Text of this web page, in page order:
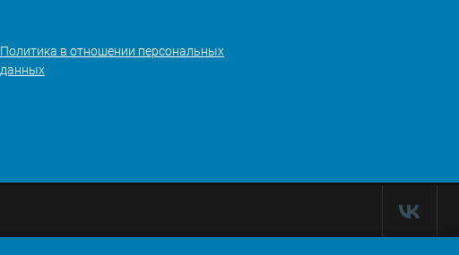
Политика в отношении персональных
данных